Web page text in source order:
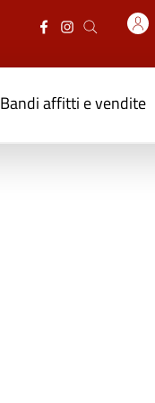
Bandi affitti e vendite